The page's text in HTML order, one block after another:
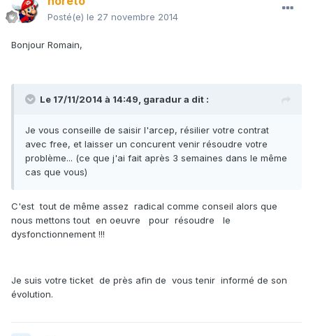
Posté(e) le 27 novembre 2014
Bonjour Romain,
Le 17/11/2014 à 14:49, garadur a dit :
Je vous conseille de saisir l'arcep, résilier votre contrat
avec free, et laisser un concurent venir résoudre votre
problème... (ce que j'ai fait après 3 semaines dans le même
cas que vous)
C'est tout de même assez radical comme conseil alors que
nous mettons tout en oeuvre pour résoudre le
dysfonctionnement !!!
Je suis votre ticket de près afin de vous tenir informé de son
évolution.